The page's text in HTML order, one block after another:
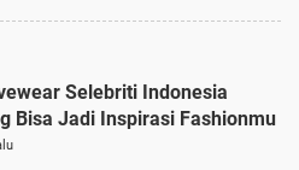
Selebriti Indonesia
Bisa Jadi Inspirasi Fashionmu